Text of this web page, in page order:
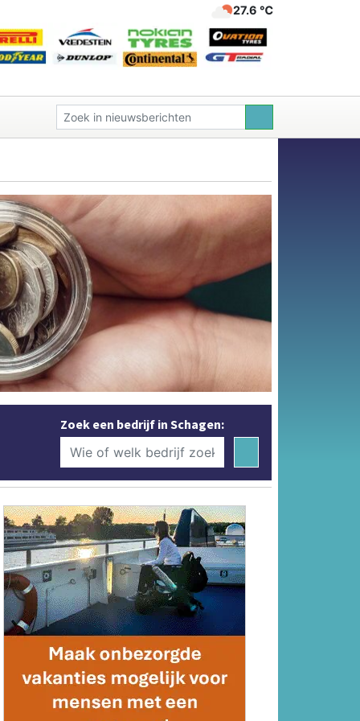
27.6 ℃
Zoek een bedrijf in Schagen: